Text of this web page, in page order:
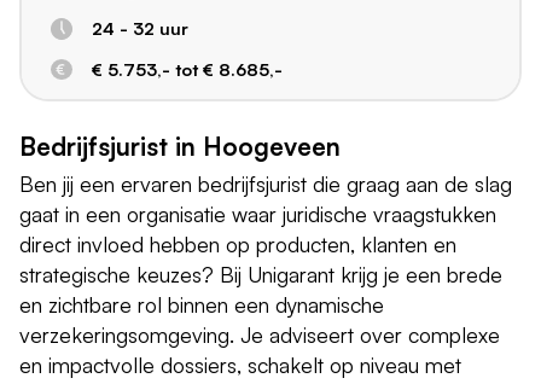
24 - 32 uur
€ 5.753,- tot € 8.685,-
Bedrijfsjurist in Hoogeveen
Ben jij een ervaren bedrijfsjurist die graag aan de slag
gaat in een organisatie waar juridische vraagstukken
direct invloed hebben op producten, klanten en
strategische keuzes? Bij Unigarant krijg je een brede
en zichtbare rol binnen een dynamische
verzekeringsomgeving. Je adviseert over complexe
en impactvolle dossiers, schakelt op niveau met